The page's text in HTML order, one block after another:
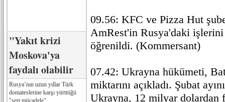
"Yakıt krizi
Moskova'ya
faydalı olabilir
Rusya’nın uzun yıllar Türk
domateslerine karşı yürttüğü
"sert mücadele"...
09.56: KFC ve Pizza Hut
AmRest'in Rusya'daki işlerini
öğrenildi. (Kommersant)
07.42: Ukrayna hükümeti,
miktarını açıkladı. Şubat
Ukrayna, 12 milyar dolardan